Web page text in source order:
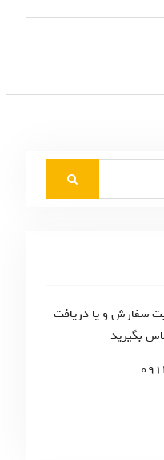
سفارش و یا دریافت
بگیرید